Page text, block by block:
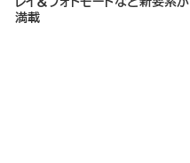
満載